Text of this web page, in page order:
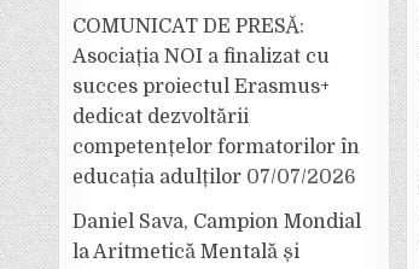
COMUNICAT DE PRESĂ:
Asociația NOI a finalizat cu
succes proiectul Erasmus+
dedicat dezvoltării
competențelor formatorilor în
educația adulților 07/07/2026
Daniel Sava, Campion Mondial
la Aritmetică Mentală și